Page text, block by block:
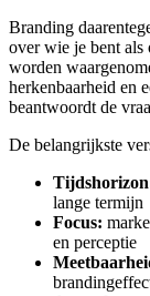
Branding
over wie je bent
worden
herkenbaarheid en
beantwoordt de
De belangrijkste
lange termijn
Focus:
en perceptie